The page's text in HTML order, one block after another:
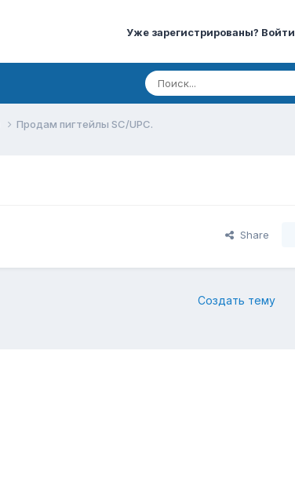
Уже зарегистрированы? Войти
Продам пигтейлы SC/UPC.
Share
Создать тему